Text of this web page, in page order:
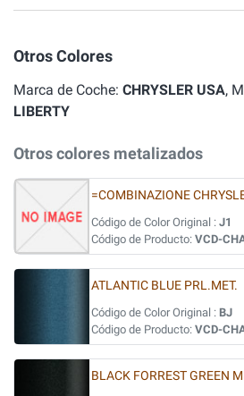
Otros Colores
Marca de Coche: CHRYSLER USA,
LIBERTY
Otros colores metalizados
=COMBINAZIONE
Código de Color Original : J1
Código de Producto: VCD-
ATLANTIC BLUE PRL.MET.
Código de Color Original : BJ
Código de Producto: VCD-
BLACK FORREST GREEN